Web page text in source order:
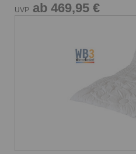
UVP ab 469,95 €